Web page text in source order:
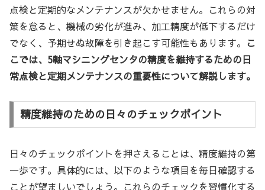
点検と定期的なメンテナンスが欠かせません。これらの対
策を怠ると、機械の劣化が進み、加工精度が低下するだけ
でなく、予期せぬ故障を引き起こす可能性もあります。 こ
こでは、5軸マシニングセンタの精度を維持するための日
常点検と定期メンテナンスの重要性について解説します。
精度維持のための日々のチェックポイント
日々のチェックポイントを押さえることは、精度維持の第
一歩です。具体的には、以下のような項目を毎日確認する
ことが望ましいでしょう。これらのチェックを習慣化する